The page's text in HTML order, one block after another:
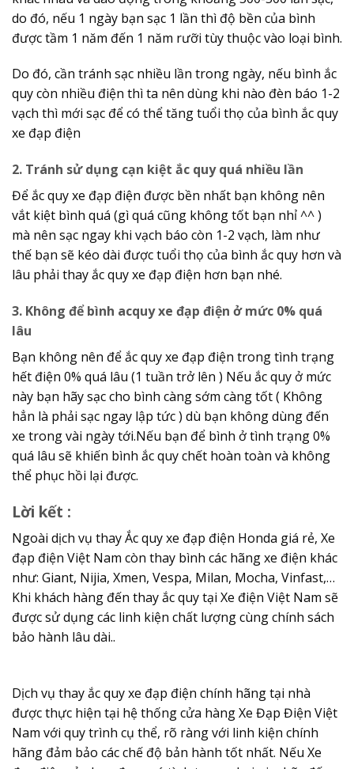
do đó, nếu 1 ngày bạn sạc 1 lần thì độ bền của bình
được tầm 1 năm đến 1 năm rưỡi tùy thuộc vào loại bình.
Do đó, cần tránh sạc nhiều lần trong ngày, nếu bình ắc
quy còn nhiều điện thì ta nên dùng khi nào đèn báo 1-2
vạch thì mới sạc để có thể tăng tuổi thọ của bình ắc quy
xe đạp điện
2. Tránh sử dụng cạn kiệt ắc quy quá nhiều lần
Để ắc quy xe đạp điện được bền nhất bạn không nên
vắt kiệt bình quá (gì quá cũng không tốt bạn nhỉ ^^ )
mà nên sạc ngay khi vạch báo còn 1-2 vạch, làm như
thế bạn sẽ kéo dài được tuổi thọ của bình ắc quy hơn và
lâu phải thay ắc quy xe đạp điện hơn bạn nhé.
3. Không để bình acquy xe đạp điện ở mức 0% quá
lâu
Bạn không nên để ắc quy xe đạp điện trong tình trạng
hết điện 0% quá lâu (1 tuần trở lên ) Nếu ắc quy ở mức
này bạn hãy sạc cho bình càng sớm càng tốt ( Không
hẳn là phải sạc ngay lập tức ) dù bạn không dùng đến
xe trong vài ngày tới.Nếu bạn để bình ở tình trạng 0%
quá lâu sẽ khiến bình ắc quy chết hoàn toàn và không
thể phục hồi lại được.
Lời kết :
Ngoài dịch vụ thay Ắc quy xe đạp điện Honda giá rẻ, Xe
đạp điện Việt Nam còn thay bình các hãng xe điện khác
như: Giant, Nijia, Xmen, Vespa, Milan, Mocha, Vinfast,…
Khi khách hàng đến thay ắc quy tại Xe điện Việt Nam sẽ
được sử dụng các linh kiện chất lượng cùng chính sách
bảo hành lâu dài..
Dịch vụ thay ắc quy xe đạp điện chính hãng tại nhà
được thực hiện tại hệ thống cửa hàng Xe Đạp Điện Việt
Nam với quy trình cụ thể, rõ ràng với linh kiện chính
hãng đảm bảo các chế độ bản hành tốt nhất. Nếu Xe